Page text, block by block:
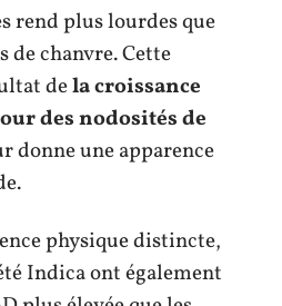
rend plus lourdes que
de chanvre. Cette
delacroissance
des nodosités de
donne une apparence
physique distincte,
Indica ont également